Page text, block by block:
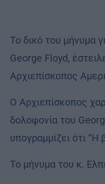
Το δικό του μήνυμα
George Floyd,
Αρχιεπίσκοπος
Ο Αρχιεπίσκοπος
δολοφονία του
υπογραμμίζει ότι “Η
Το μήνυμα του κ.